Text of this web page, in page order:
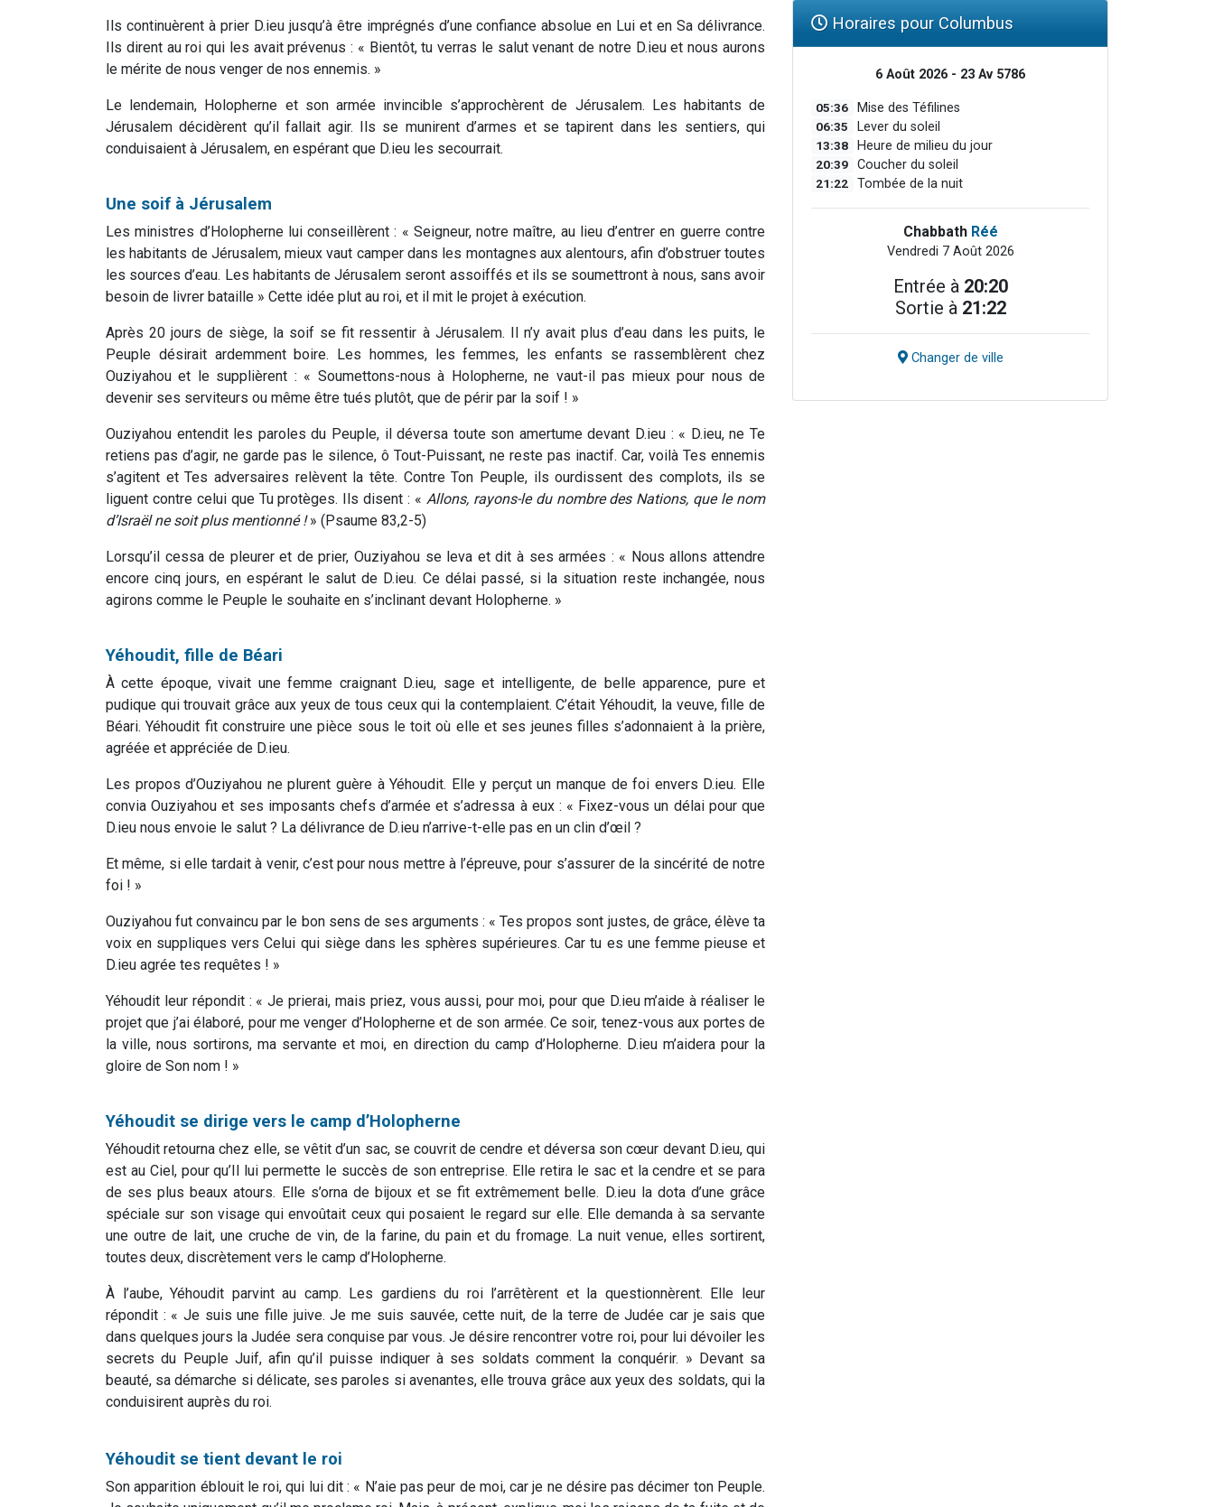
Ils continuèrent à prier D.ieu jusqu’à être imprégnés d’une confiance absolue en Lui et en Sa délivrance.
Ils dirent au roi qui les avait prévenus : « Bientôt, tu verras le salut venant de notre D.ieu et nous aurons
le mérite de nous venger de nos ennemis. »
Le lendemain, Holopherne et son armée invincible s’approchèrent de Jérusalem. Les habitants de
Jérusalem décidèrent qu’il fallait agir. Ils se munirent d’armes et se tapirent dans les sentiers, qui
conduisaient à Jérusalem, en espérant que D.ieu les secourrait.
Une soif à Jérusalem
Les ministres d’Holopherne lui conseillèrent : « Seigneur, notre maître, au lieu d’entrer en guerre contre
les habitants de Jérusalem, mieux vaut camper dans les montagnes aux alentours, afin d’obstruer toutes
les sources d’eau. Les habitants de Jérusalem seront assoiffés et ils se soumettront à nous, sans avoir
besoin de livrer bataille » Cette idée plut au roi, et il mit le projet à exécution.
Après 20 jours de siège, la soif se fit ressentir à Jérusalem. Il n’y avait plus d’eau dans les puits, le
Peuple désirait ardemment boire. Les hommes, les femmes, les enfants se rassemblèrent chez
Ouziyahou et le supplièrent : « Soumettons-nous à Holopherne, ne vaut-il pas mieux pour nous de
devenir ses serviteurs ou même être tués plutôt, que de périr par la soif ! »
Ouziyahou entendit les paroles du Peuple, il déversa toute son amertume devant D.ieu : « D.ieu, ne Te
retiens pas d’agir, ne garde pas le silence, ô Tout-Puissant, ne reste pas inactif. Car, voilà Tes ennemis
s’agitent et Tes adversaires relèvent la tête. Contre Ton Peuple, ils ourdissent des complots, ils se
liguent contre celui que Tu protèges. Ils disent : « Allons, rayons-le du nombre des Nations, que le nom
d’Israël ne soit plus mentionné !» (Psaume 83,2-5)
Lorsqu’il cessa de pleurer et de prier, Ouziyahou se leva et dit à ses armées : « Nous allons attendre
encore cinq jours, en espérant le salut de D.ieu. Ce délai passé, si la situation reste inchangée, nous
agirons comme le Peuple le souhaite en s’inclinant devant Holopherne. »
Yéhoudit, fille de Béari
À cette époque, vivait une femme craignant D.ieu, sage et intelligente, de belle apparence, pure et
pudique qui trouvait grâce aux yeux de tous ceux qui la contemplaient. C’était Yéhoudit, la veuve, fille de
Béari. Yéhoudit fit construire une pièce sous le toit où elle et ses jeunes filles s’adonnaient à la prière,
agréée et appréciée de D.ieu.
Les propos d’Ouziyahou ne plurent guère à Yéhoudit. Elle y perçut un manque de foi envers D.ieu. Elle
convia Ouziyahou et ses imposants chefs d’armée et s’adressa à eux : « Fixez-vous un délai pour que
D.ieu nous envoie le salut ? La délivrance de D.ieu n’arrive-t-elle pas en un clin d’œil ?
Et même, si elle tardait à venir, c’est pour nous mettre à l’épreuve, pour s’assurer de la sincérité de notre
foi ! »
Ouziyahou fut convaincu par le bon sens de ses arguments : « Tes propos sont justes, de grâce, élève ta
voix en suppliques vers Celui qui siège dans les sphères supérieures. Car tu es une femme pieuse et
D.ieu agrée tes requêtes ! »
Yéhoudit leur répondit : « Je prierai, mais priez, vous aussi, pour moi, pour que D.ieu m’aide à réaliser le
projet que j’ai élaboré, pour me venger d’Holopherne et de son armée. Ce soir, tenez-vous aux portes de
la ville, nous sortirons, ma servante et moi, en direction du camp d’Holopherne. D.ieu m’aidera pour la
gloire de Son nom ! »
Yéhoudit se dirige vers le camp d’Holopherne
Yéhoudit retourna chez elle, se vêtit d’un sac, se couvrit de cendre et déversa son cœur devant D.ieu, qui
est au Ciel, pour qu’Il lui permette le succès de son entreprise. Elle retira le sac et la cendre et se para
de ses plus beaux atours. Elle s’orna de bijoux et se fit extrêmement belle. D.ieu la dota d’une grâce
spéciale sur son visage qui envoûtait ceux qui posaient le regard sur elle. Elle demanda à sa servante
une outre de lait, une cruche de vin, de la farine, du pain et du fromage. La nuit venue, elles sortirent,
toutes deux, discrètement vers le camp d’Holopherne.
À l’aube, Yéhoudit parvint au camp. Les gardiens du roi l’arrêtèrent et la questionnèrent. Elle leur
répondit : « Je suis une fille juive. Je me suis sauvée, cette nuit, de la terre de Judée car je sais que
dans quelques jours la Judée sera conquise par vous. Je désire rencontrer votre roi, pour lui dévoiler les
secrets du Peuple Juif, afin qu’il puisse indiquer à ses soldats comment la conquérir. » Devant sa
beauté, sa démarche si délicate, ses paroles si avenantes, elle trouva grâce aux yeux des soldats, qui la
conduisirent auprès du roi.
Yéhoudit se tient devant le roi
Son apparition éblouit le roi, qui lui dit : « N’aie pas peur de moi, car je ne désire pas décimer ton Peuple.
Horaires pour Columbus
6 Août 2026 - 23 Av 5786
05:36 Mise des Téfilines
06:35 Lever du soleil
13:38 Heure de milieu du jour
20:39 Coucher du soleil
21:22 Tombée de la nuit
Chabbath Réé
Vendredi 7 Août 2026
Entrée à 20:20
Sortie à 21:22
Changer de ville